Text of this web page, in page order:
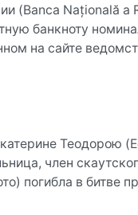
(Banca Națională
банкноту
на сайте
Теодорою
член
погибла в битве